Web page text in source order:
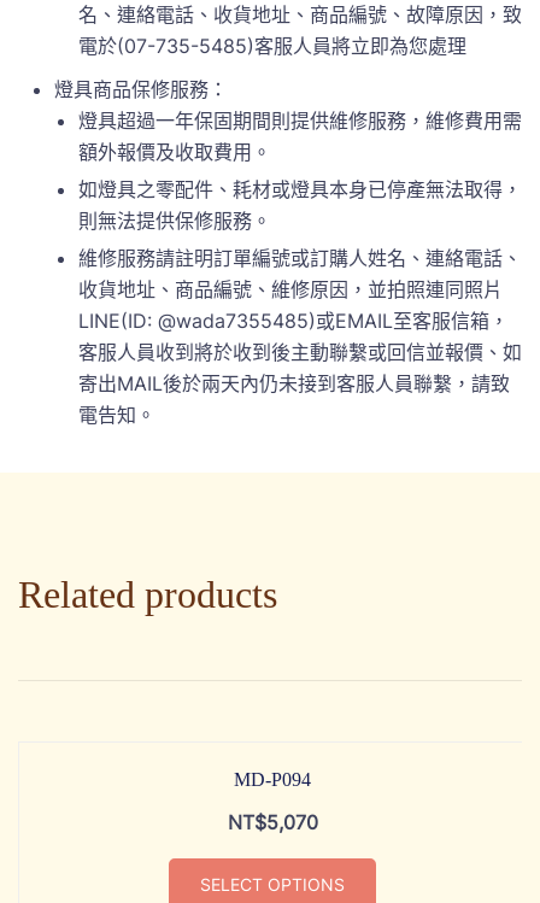
名、連絡電話、收貨地址、商品編號、故障原因，致
電於(07-735-5485)客服人員將立即為您處理
燈具商品保修服務：
燈具超過一年保固期間則提供維修服務，維修費用需
額外報價及收取費用。
如燈具之零配件、耗材或燈具本身已停產無法取得，
則無法提供保修服務。
維修服務請註明訂單編號或訂購人姓名、連絡電話、
收貨地址、商品編號、維修原因，並拍照連同照片
LINE(ID: @wada7355485)或EMAIL至客服信箱，
客服人員收到將於收到後主動聯繫或回信並報價、如
寄出MAIL後於兩天內仍未接到客服人員聯繫，請致
電告知。
Related products
MD-P094
NT$5,070
SELECT OPTIONS